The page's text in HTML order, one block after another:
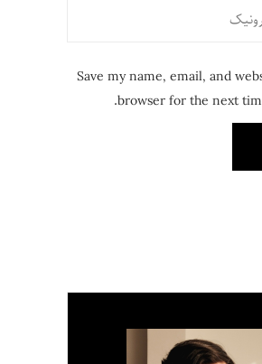
Save my name, email, and
browser for the next